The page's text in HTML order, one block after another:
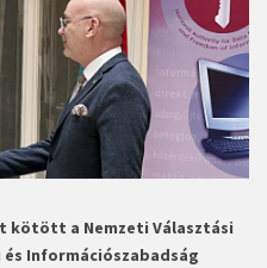
kötött a Nemzeti Választási
Információszabadság